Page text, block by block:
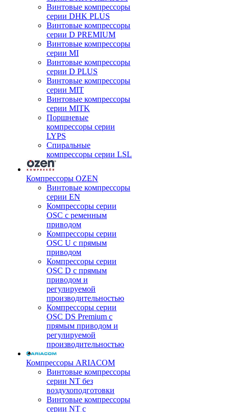
Винтовые компрессоры
серии DHK PLUS
Винтовые компрессоры
серии D PREMIUM
Винтовые компрессоры
серии MI
Винтовые компрессоры
серии D PLUS
Винтовые компрессоры
серии MIT
Винтовые компрессоры
серии MITK
Поршневые
компрессоры серии
LYPS
Спиральные
компрессоры серии LSL
Компрессоры OZEN
Винтовые компрессоры
серии EN
Компрессоры серии
OSC с ременным
приводом
Компрессоры серии
OSC U с прямым
приводом
Компрессоры серии
OSC D с прямым
приводом и
регулируемой
производительностью
Компрессоры серии
OSC DS Premium с
прямым приводом и
регулируемой
производительностью
Компрессоры ARIACOM
Винтовые компрессоры
серии NT без
воздухоподготовки
Винтовые компрессоры
серии NT c